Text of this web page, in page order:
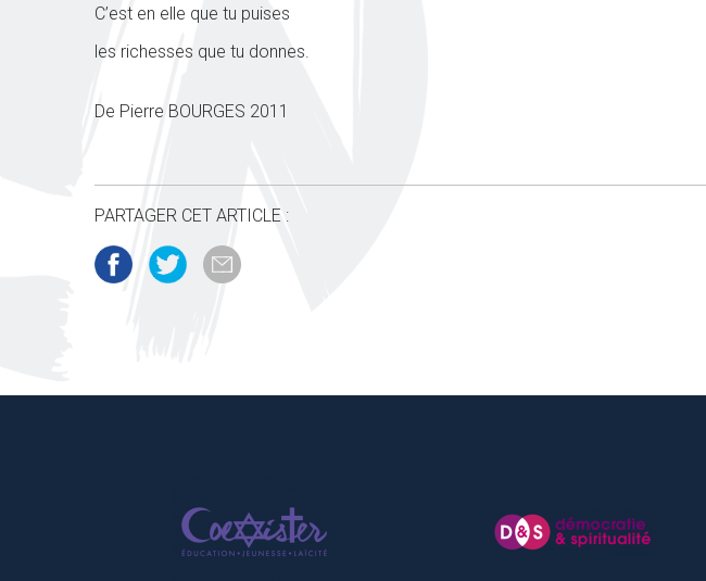
C’est en elle que tu puises
les richesses que tu donnes.
De Pierre BOURGES 2011
PARTAGER CET ARTICLE :